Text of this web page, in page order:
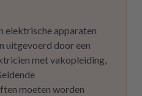
elektrische apparaten
uitgevoerd door een
met vakopleiding,
moeten worden